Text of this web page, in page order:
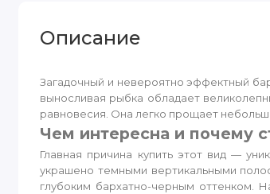
Описание
Загадочный и невероятно эффектный
выносливая рыбка обладает
равновесия. Она легко прощает
Чем интересна и почему
Главная причина купить этот вид —
украшено темными вертикальными
глубоким бархатно-черным оттенком.